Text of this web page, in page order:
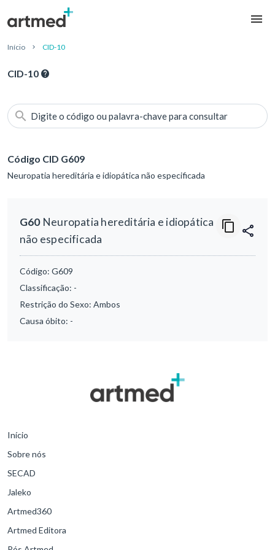
Início CID-10
CID-10
Digite o código ou palavra-chave para consultar
Código CID G609
Neuropatia hereditária e idiopática não especificada
G60Neuropatia hereditária e idiopática
não especificada
Código: G609
Classificação: -
Restrição do Sexo: Ambos
Causa óbito: -
Início
Sobre nós
SECAD
Jaleko
Artmed360
Artmed Editora